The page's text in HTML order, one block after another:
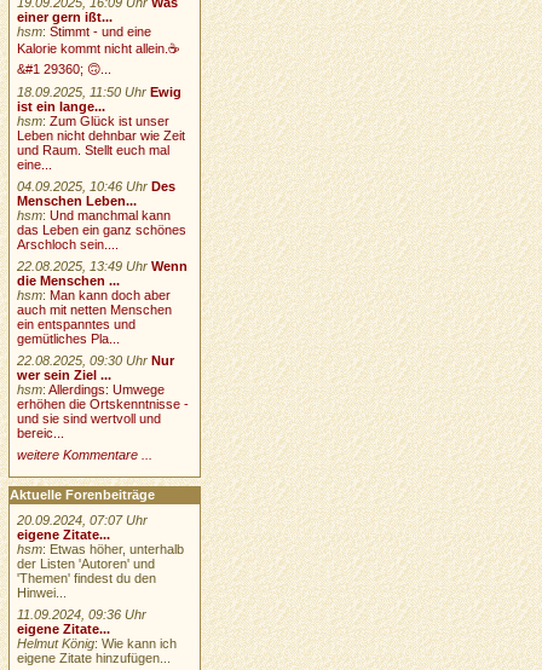
einer gern ißt...
hsm:Stimmt - und eine
Kalorie kommt nicht allein.☕
&#1 29360; 🙃...
18.09.2025, 11:50 Uhr Ewig
ist ein lange...
hsm:Zum Glück ist unser
Leben nicht dehnbar wie Zeit
und Raum. Stellt euch mal
eine...
04.09.2025, 10:46 Uhr Des
Menschen Leben...
hsm:Und manchmal kann
das Leben ein ganz schönes
Arschloch sein....
22.08.2025, 13:49 Uhr Wenn
die Menschen ...
hsm:Man kann doch aber
auch mit netten Menschen
ein entspanntes und
gemütliches Pla...
22.08.2025, 09:30 Uhr Nur
wer sein Ziel ...
hsm:Allerdings: Umwege
erhöhen die Ortskenntnisse -
und sie sind wertvoll und
bereic...
weitere Kommentare ...
Aktuelle Forenbeiträge
20.09.2024, 07:07 Uhr
eigene Zitate...
hsm: Etwas höher, unterhalb
der Listen 'Autoren' und
'Themen' findest du den
Hinwei...
11.09.2024, 09:36 Uhr
eigene Zitate...
Helmut König: Wie kann ich
eigene Zitate hinzufügen...